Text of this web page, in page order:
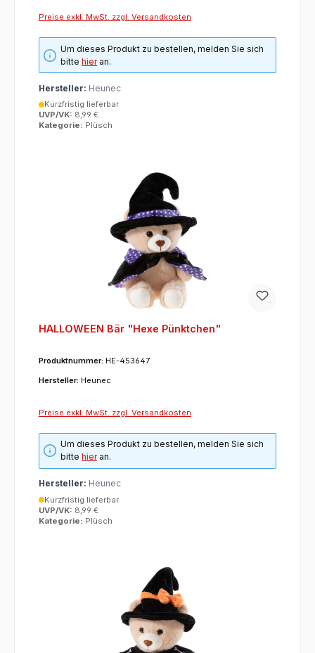
Preise exkl. MwSt. zzgl. Versandkosten
Um dieses Produkt zu bestellen, melden Sie sich
bittehieran.
Hersteller: Heunec
Kurzfristig lieferbar
UVP/VK: 8,99 €
Kategorie: Plüsch
HALLOWEEN Bär "Hexe Pünktchen"
Produktnummer: HE-453647
Hersteller: Heunec
Preise exkl. MwSt. zzgl. Versandkosten
Um dieses Produkt zu bestellen, melden Sie sich
bittehieran.
Hersteller: Heunec
Kurzfristig lieferbar
UVP/VK: 8,99 €
Kategorie: Plüsch